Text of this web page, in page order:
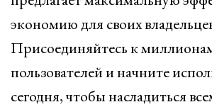
экономию для своих
Присоединяйтесь к
пользователей и начните
сегодня, чтобы насладиться